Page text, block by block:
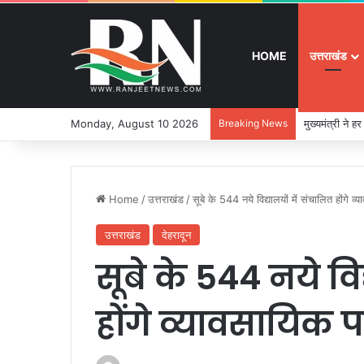
HOME उत्तराखंड
Monday, August 10 2026 Breaking News मुख्यमंत्री ने हर
Home /उत्तराखंड /सूबे के 544 नये विद्यालयों में संचालित होंगे
उत्तराखंड देहरादून
सूबे के 544 नये
होंगे व्यावसायिक